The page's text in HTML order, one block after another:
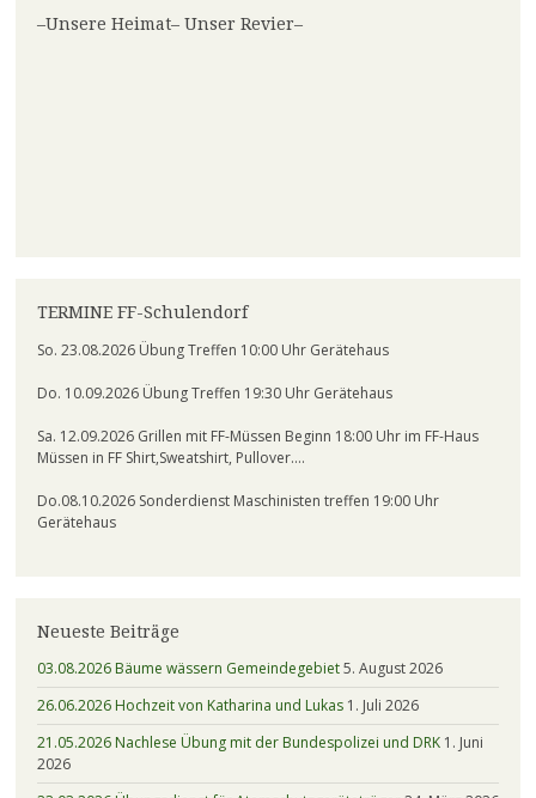
–Unsere Heimat– Unser Revier–
TERMINE FF-Schulendorf
So. 23.08.2026 Übung Treffen 10:00 Uhr Gerätehaus
Do. 10.09.2026 Übung Treffen 19:30 Uhr Gerätehaus
Sa. 12.09.2026 Grillen mit FF-Müssen Beginn 18:00 Uhr im FF-Haus
Müssen in FF Shirt,Sweatshirt, Pullover….
Do.08.10.2026 Sonderdienst Maschinisten treffen 19:00 Uhr
Gerätehaus
Neueste Beiträge
03.08.2026 Bäume wässern Gemeindegebiet5. August 2026
26.06.2026 Hochzeit von Katharina und Lukas 1. Juli 2026
21.05.2026 Nachlese Übung mit der Bundespolizei und DRK 1. Juni
2026